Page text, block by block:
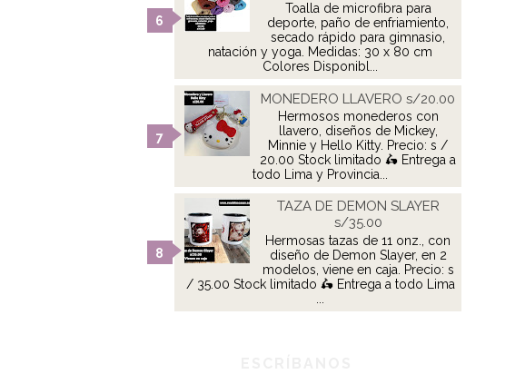
Toalla de microfibra para
deporte, paño de enfriamiento,
secado rápido para gimnasio,
natación y yoga. Medidas: 30 x 80 cm
Colores Disponibl...
MONEDERO LLAVERO s/20.00
Hermosos monederos con
llavero, diseños de Mickey,
Minnie y Hello Kitty. Precio: s /
20.00 Stock limitado 🛵 Entrega a
todo Lima y Provincia...
TAZA DE DEMON SLAYER
s/35.00
Hermosas tazas de 11 onz., con
diseño de Demon Slayer, en 2
modelos, viene en caja. Precio: s
/ 35.00 Stock limitado 🛵 Entrega a todo Lima
...